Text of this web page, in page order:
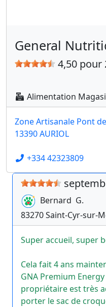
General
4,50 pour
Alimentation
Zone Artisanale Pont
13390 AURIOL
+334 42323809
Bernard G.
83270Saint-Cyr-sur-
Super accueil, super
Cela fait 4 ans
GNA Premium
propriétaire est très
porter le sac de